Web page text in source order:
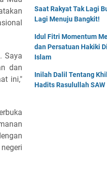
Saya
dan
ini,"
Saat Rakyat Tak Lagi
Lagi Menuju Bangkit!
Idul Fitri Momentum
dan Persatuan Hakiki
Islam
Inilah Dalil Tentang
Hadits Rasulullah SAW